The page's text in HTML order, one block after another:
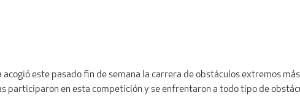
acogió este pasado fin de semana la carrera de obstáculos extremos
participaron en esta competición y se enfrentaron a todo tipo de